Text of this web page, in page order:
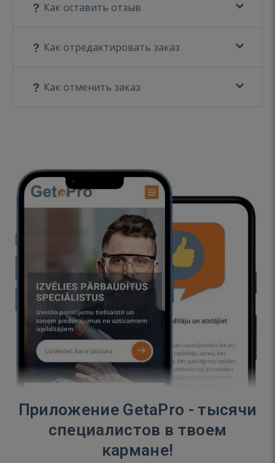
Как оставить отзыв
Как отредактировать заказ
Как отменить заказ
Приложение GetaPro - тысячи
специалистов в твоем
кармане!